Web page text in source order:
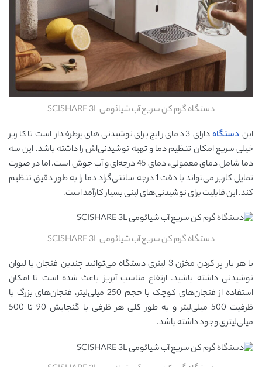
دستگاه گرم کن سریع آب شیائومی SCISHARE 3L
این دستگاه
دارای 3 دمای رایج برای نوشیدنی‌های پرطرفدار است تا کاربر
خیلی سریع امکان تنظیم دما و تهیه نوشیدنی‌اش را داشته باشد. این سه
دما شامل دمای معمولی، دمای 45 درجه‌ای و آب جوش است. اما در صورت
تمایل کاربر می‌تواند با دقت 1 درجه سانتی‌گراد دما را به طور دقیق تنظیم
کند. این قابلیت برای نوشیدنی‌های لبنی بسیار کارآمد است.
دستگاه گرم کن سریع آب شیائومی SCISHARE 3L
با هر بار پر کردن مخزن 3 لیتری دستگاه می‌توانید چندین فنجان یا لیوان
نوشیدنی داشته باشید. ارتفاع مناسب آبریز باعث شده است تا امکان
استفاده از فنجان‌های کوچک با حجم 250 میلی‌لیتر، فنجان‌های بزرگ با
ظرفیت 500 میلی‌لیتر و به طور کلی هر ظرفی با گنجایش 90 تا 500
میلی‌لیتری وجود داشته باشد.